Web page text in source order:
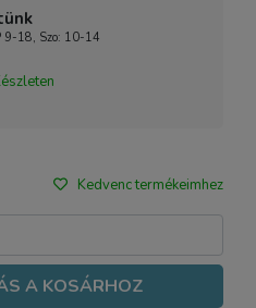
9-18, Szo: 10-14
Kedvenc termékeimhez
A KOSÁRHOZ